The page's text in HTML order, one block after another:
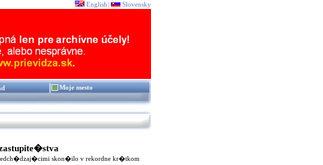
English Slovensky
Moje mesto
skon�ilo v rekordne kr�tkom